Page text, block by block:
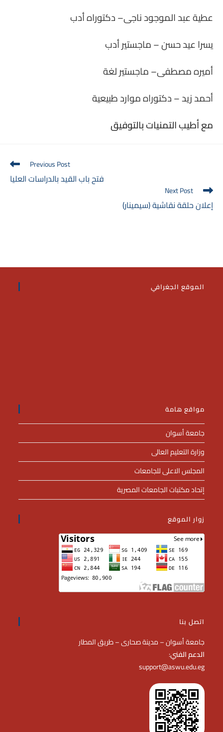
عطية عبد الموجود ناجى– دكتوراه أدب
يسرا عيد حسن – ماجستير أدب
أميره مصطفى– ماجستير لغة
أحمد زيد – دكتوراه موارد طبيعية
مع أطيب التمنيات بالتوفيق
Read
more
articles
Previous Post
فتح باب القيد بالدراسات العليا
Next Post
إعلان حلقة نقاشية (سيمينار)
الموقع الجغرافي
مواقع هامة
جامعة أسوان
وزارة التعليم العالى
المجلس الاعلى للجامعات
إتحاد مكتبات الجامعات المصرية
زوار الموقع
اتصل بنا
جامعة أسوان – مدينة صحارى – طريق المطار
:الدعم الفني
support@aswu.edu.eg